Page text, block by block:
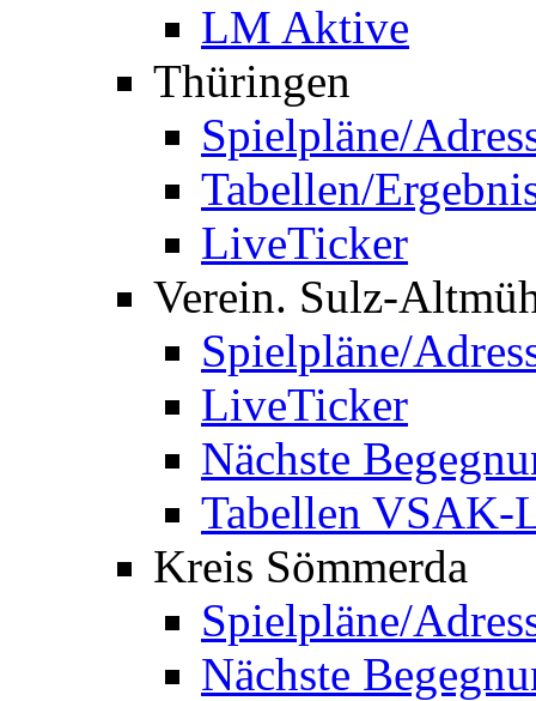
LM Aktive
Thüringen
Spielpläne/
Tabellen/
LiveTicker
Verein. Sulz-
Spielpläne/
LiveTicker
Nächste
Tabellen VSAK-
Kreis Sömmerda
Spielpläne/
Nächste